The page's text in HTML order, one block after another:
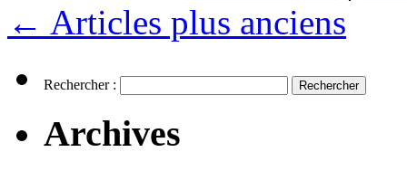
← Articles plus anciens
Rechercher :
Archives